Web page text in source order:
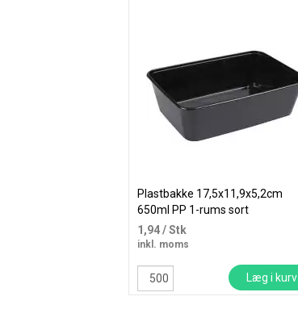
Plastbakke 17,5x11,9x5,2cm
650ml PP 1-rums sort
1,94/ Stk
inkl. moms
Læg i kurv